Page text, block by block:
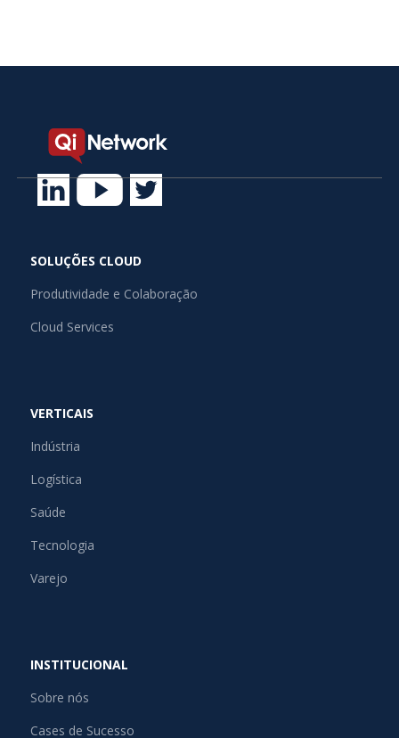
SOLUÇÕES CLOUD
Produtividade e Colaboração
Cloud Services
VERTICAIS
Indústria
Logística
Saúde
Tecnologia
Varejo
INSTITUCIONAL
Sobre nós
Cases de Sucesso